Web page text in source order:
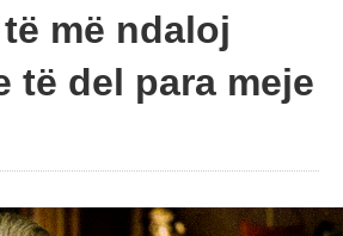
më ndaloj
të del para meje